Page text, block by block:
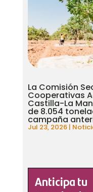
La Comisión
Cooperativas
Castilla-La
de 8.054
campaña
Jul 23, 2026|